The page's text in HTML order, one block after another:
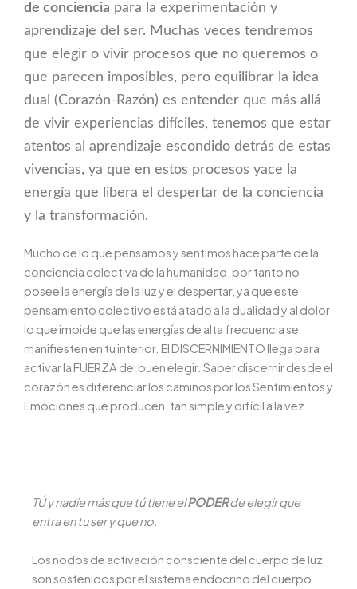
de conciencia para la experimentación y
aprendizaje del ser. Muchas veces tendremos
que elegir o vivir procesos que no queremos o
que parecen imposibles, pero equilibrar la idea
dual (Corazón-Razón) es entender que más allá
de vivir experiencias difíciles, tenemos que estar
atentos al aprendizaje escondido detrás de estas
vivencias, ya que en estos procesos yace la
energía que libera el despertar de la conciencia
y la transformación.
Mucho de lo que pensamos y sentimos hace parte de la
conciencia colectiva de la humanidad, por tanto no
posee la energía de la luz y el despertar, ya que este
pensamiento colectivo está atado a la dualidad y al dolor,
lo que impide que las energías de alta frecuencia se
manifiesten en tu interior. El DISCERNIMIENTO llega para
activar la FUERZA del buen elegir. Saber discernir desde el
corazón es diferenciar los caminos por los Sentimientos y
Emociones que producen, tan simple y difícil a la vez.
TÚ y nadie más que tú tiene elPODERde elegir que
entra en tu ser y que no.
Los nodos de activación consciente del cuerpo de luz
son sostenidos por el sistema endocrino del cuerpo